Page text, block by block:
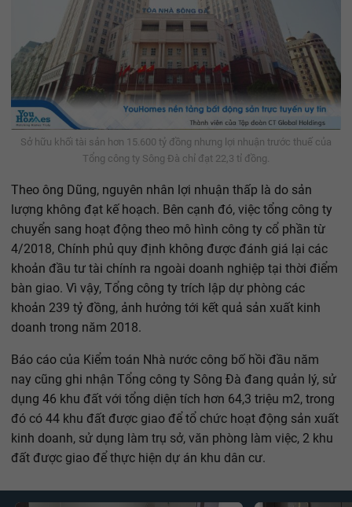
Sở hữu khối tài sản hơn 15.600 tỷ đồng nhưng lợi nhuận trước thuế của
Tổng công ty Sông Đà chỉ đạt 22,3 tỉ đồng.
Theo ông Dũng, nguyên nhân lợi nhuận thấp là do sản
lượng không đạt kế hoạch. Bên cạnh đó, việc tổng công ty
chuyển sang hoạt động theo mô hình công ty cổ phần từ
4/2018, Chính phủ quy định không được đánh giá lại các
khoản đầu tư tài chính ra ngoài doanh nghiệp tại thời điểm
bàn giao. Vì vậy, Tổng công ty trích lập dự phòng các
khoản 239 tỷ đồng, ảnh hưởng tới kết quả sản xuất kinh
doanh trong năm 2018.
Báo cáo của Kiểm toán Nhà nước công bố hồi đầu năm
nay cũng ghi nhận Tổng công ty Sông Đà đang quản lý, sử
dụng 46 khu đất với tổng diện tích hơn 64,3 triệu m2, trong
đó có 44 khu đất được giao để tổ chức hoạt động sản xuất
kinh doanh, sử dụng làm trụ sở, văn phòng làm việc, 2 khu
đất được giao để thực hiện dự án khu dân cư.